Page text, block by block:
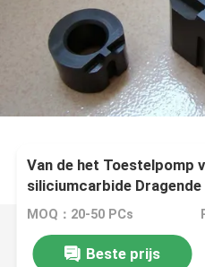
Van de het Toestelpomp
siliciumcarbide
MOQ：20-50 PCs
Beste prijs